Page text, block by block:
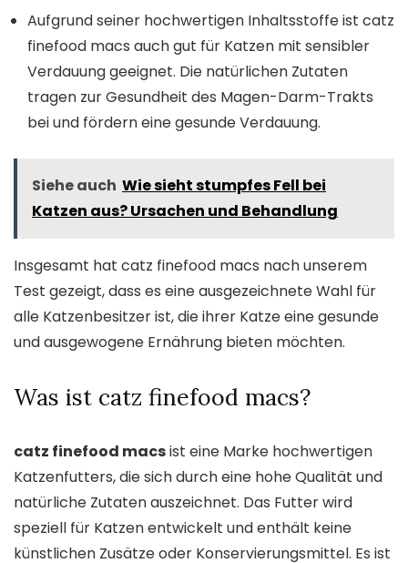
Aufgrund seiner hochwertigen Inhaltsstoffe ist catz
finefood macs auch gut für Katzen mit sensibler
Verdauung geeignet. Die natürlichen Zutaten
tragen zur Gesundheit des Magen-Darm-Trakts
bei und fördern eine gesunde Verdauung.
Siehe auch Wie sieht stumpfes Fell bei
Katzen aus? Ursachen und Behandlung
Insgesamt hat catz finefood macs nach unserem
Test gezeigt, dass es eine ausgezeichnete Wahl für
alle Katzenbesitzer ist, die ihrer Katze eine gesunde
und ausgewogene Ernährung bieten möchten.
Was ist catz finefood macs?
catz finefood macsist eine Marke hochwertigen
Katzenfutters, die sich durch eine hohe Qualität und
natürliche Zutaten auszeichnet. Das Futter wird
speziell für Katzen entwickelt und enthält keine
künstlichen Zusätze oder Konservierungsmittel. Es ist